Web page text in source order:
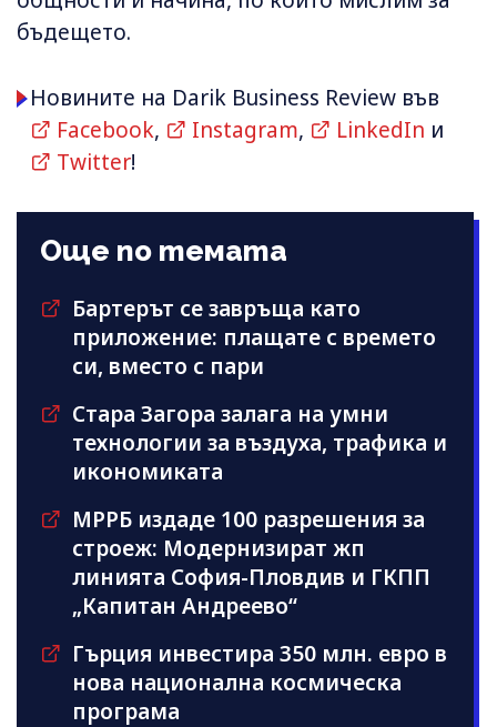
бъдещето.
Новините на Darik Business Review във
Facebook, Instagram, LinkedIn и
Twitter!
Още по темата
Бартерът се завръща като
приложение: плащате с времето
си, вместо с пари
Стара Загора залага на умни
технологии за въздуха, трафика и
икономиката
МРРБ издаде 100 разрешения за
строеж: Модернизират жп
линията София-Пловдив и ГКПП
„Капитан Андреево“
Гърция инвестира 350 млн. евро в
нова национална космическа
програма